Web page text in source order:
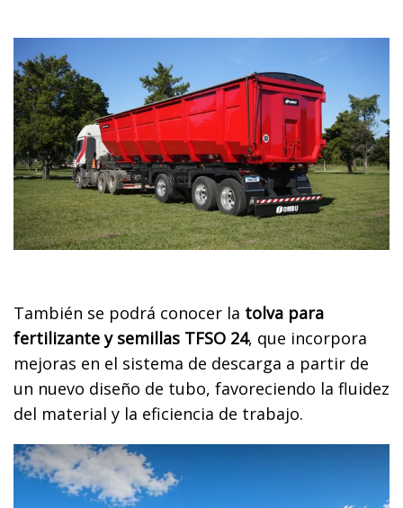
También se podrá conocer la tolva para
fertilizante y semillas TFSO 24, que incorpora
mejoras en el sistema de descarga a partir de
un nuevo diseño de tubo, favoreciendo la fluidez
del material y la eficiencia de trabajo.